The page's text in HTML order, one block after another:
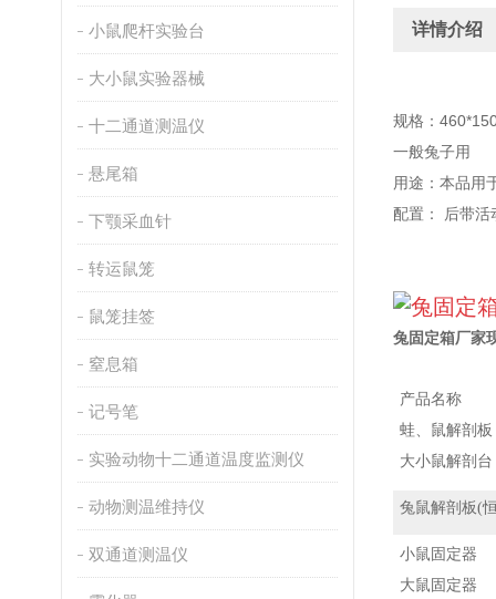
小鼠爬杆实验台
大小鼠实验器械
十二通道测温仪
悬尾箱
下颚采血针
转运鼠笼
鼠笼挂签
窒息箱
记号笔
实验动物十二通道温度监测仪
动物测温维持仪
双通道测温仪
详情介绍
规格：
一般兔子用
用途：本品用
配置： 后带活
兔固定箱厂家
产品名称
蛙、鼠解剖板
大小鼠解剖台
兔鼠解剖板(
小鼠固定器
大鼠固定器